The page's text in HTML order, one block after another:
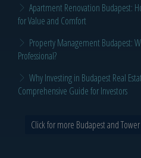
Apartment Renovation Budapest:
for Value and Comfort
Property Management Budapest:
Professional?
Why Investing in Budapest Real
Comprehensive Guide for Investors
Click for more Budapest and